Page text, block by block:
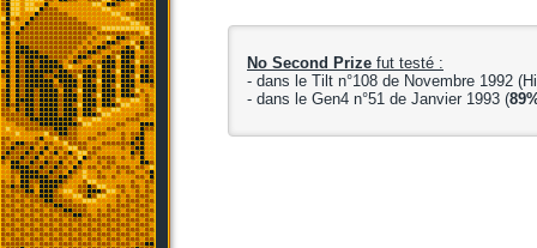
No Second Prize fut testé :
- dans le Tilt n°108 de Novembre 1992
- dans le Gen4 n°51 de Janvier 1993 (